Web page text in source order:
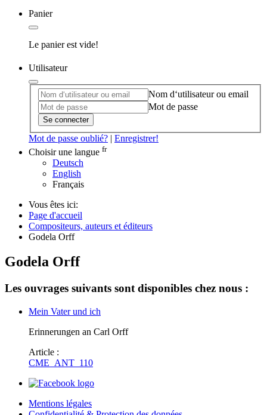
Panier
Le panier est vide!
Utilisateur
Nom d‘utilisateur ou email
Mot de passe
Se connecter
Mot de passe oublié? | Enregistrer!
Choisir une langue fr
Deutsch
English
Français
Vous êtes ici:
Page d'accueil
Compositeurs, auteurs et éditeurs
Godela Orff
Godela Orff
Les ouvrages suivants sont disponibles chez nous :
Mein Vater und ich
Erinnerungen an Carl Orff
Article :
CME_ANT_110
Mentions légales